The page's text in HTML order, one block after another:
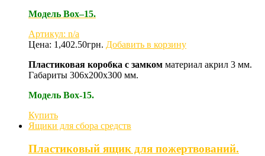
Модель Box–15.
Артикул: n/a
Цена: 1,402.50грн. Добавить в корзину
Пластиковая коробка с замком материал акрил 3 мм.
Габариты 306х200х300 мм.
Модель Box-15.
Купить
Ящики для сбора средств
Пластиковый ящик для пожертвований.